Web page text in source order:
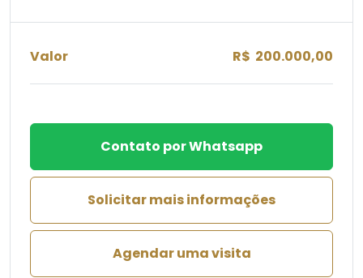
Valor R$ 200.000,00
Contato por Whatsapp
Solicitar mais informações
Agendar uma visita